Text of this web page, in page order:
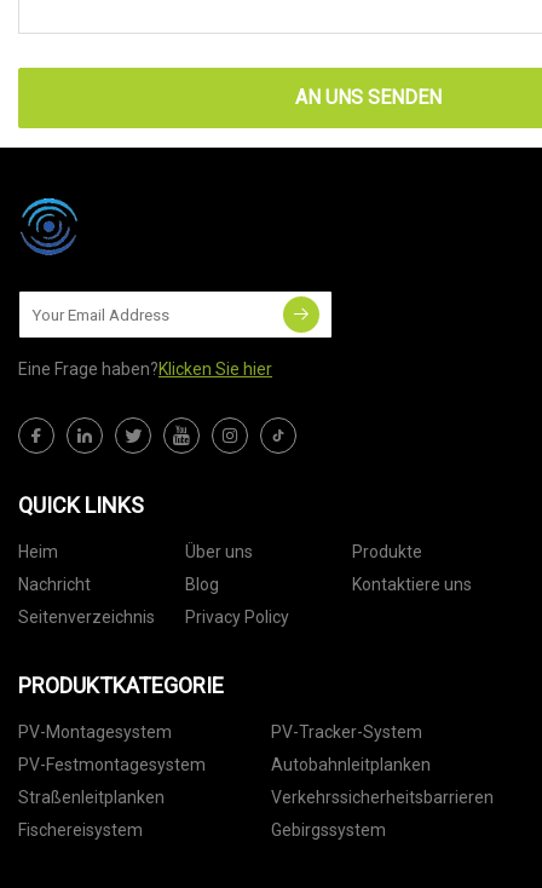
AN UNS SENDEN
Eine Frage haben?Klicken Sie hier
QUICK LINKS
Heim Über uns
Produkte
Nachricht
Blog
Kontaktiere uns
Seitenverzeichnis
Privacy Policy
PRODUKTKATEGORIE
PV-Montagesystem
PV-Tracker-System
PV-Festmontagesystem
Autobahnleitplanken
Straßenleitplanken
Verkehrssicherheitsbarrieren
Fischereisystem
Gebirgssystem